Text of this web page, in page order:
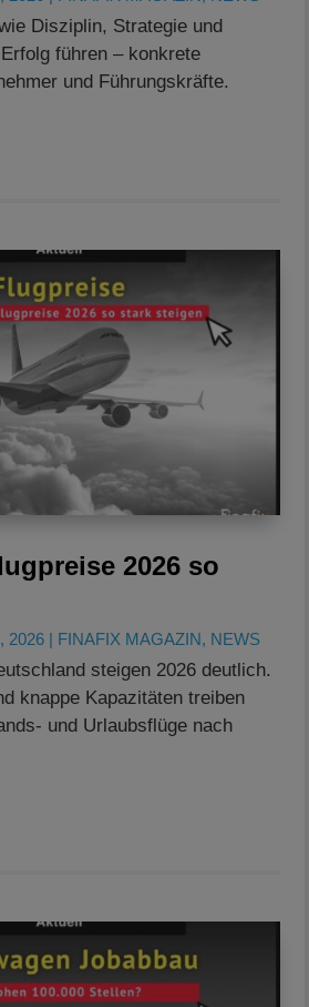
Disziplin, Strategie und
führen – konkrete
und Führungskräfte.
2026 so
2026 | FINAFIX MAGAZIN, NEWS
steigen 2026 deutlich.
knappe Kapazitäten treiben
und Urlaubsflüge nach